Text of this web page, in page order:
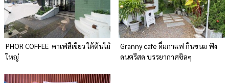
PHOR COFFEE คาเฟ่สีเขียว ใต้ต้นไม้
ใหญ่
Granny cafe ดื่มกาแฟ กินขนม ฟัง
ดนตรีสด บรรยากาศชิลๆ